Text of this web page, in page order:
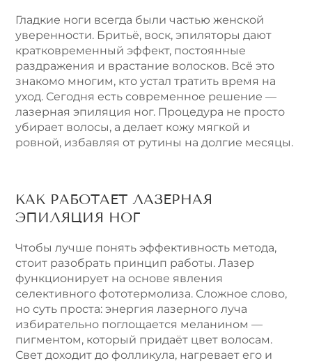
:
Гладкие ноги всегда были частью женской
уверенности. Бритьё, воск, эпиляторы дают
кратковременный эффект, постоянные
раздражения и врастание волосков. Всё это
знакомо многим, кто устал тратить время на
уход. Сегодня есть современное решение —
лазерная эпиляция ног. Процедура не просто
убирает волосы, а делает кожу мягкой и
ровной, избавляя от рутины на долгие месяцы.
КАК РАБОТАЕТ ЛАЗЕРНАЯ
ЭПИЛЯЦИЯ НОГ
Чтобы лучше понять эффективность метода,
стоит разобрать принцип работы. Лазер
функционирует на основе явления
селективного фототермолиза. Сложное слово,
но суть проста: энергия лазерного луча
избирательно поглощается меланином ―
пигментом, который придаёт цвет волосам.
Свет доходит до фолликула, нагревает его и